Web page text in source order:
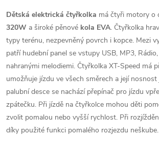
Dětská elektrická čtyřkolka má čtyři motory o
320W a široké pěnové kola EVA. Čtyřkolka
typy terénu, nezpevněný povrch i kopce. Mezi
patří hudební panel se vstupy USB, MP3,
nahranými melodiemi. Čtyřkolka XT-Speed má
umožňuje jízdu ve všech směrech a její nosnost
palubní desce se nachází přepínač pro jízdu
zpátečku. Při jízdě na čtyřkolce mohou děti
zvolit pomalou nebo vyšší rychlost. Při
díky použité funkci pomalého rozjezdu neškube.